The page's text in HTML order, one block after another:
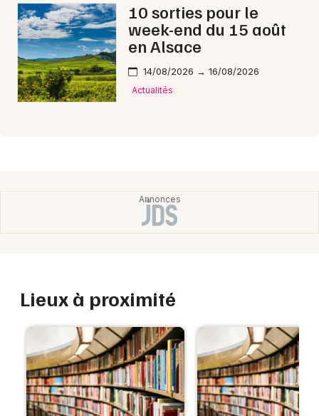
10 sorties pour le
week-end du 15 août
en Alsace
14/08/2026 → 16/08/2026
Actualités
Lieux à proximité